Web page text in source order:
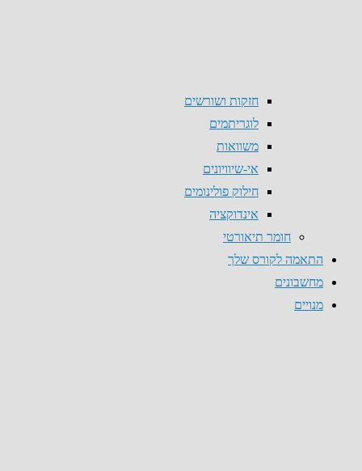
חזקות ושורשים
לוגריתמים
משוואות
אי-שיוויונים
חילוק פולינומים
אינדוקציה
חומר תיאורטי
התאמה לקורס שלך
מחשבונים
מנויים